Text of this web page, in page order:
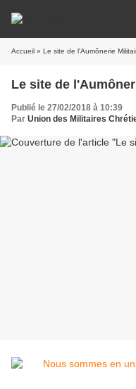
Accueil » Le site de l'Aumônerie
Le site de
Publié le 27/02/2018 à 10:39
Par Union des Militaires